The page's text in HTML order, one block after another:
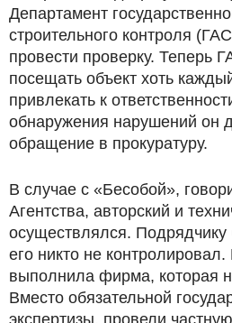
Департамент
строительного контроля
провести проверку. Теперь
посещать объект хоть
привлекать к
обнаружения нарушений он
обращение в прокуратуру.
В случае с «Бесобой»,
Агентства, авторский и
осуществлялся.
его никто не
выполнила фирма, которая
Вместо обязательной
экспертизы, провели